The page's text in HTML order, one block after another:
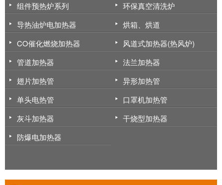
组件预热炉系列
环保真空清洗炉
导热油炉电加热器
烘箱、烘道
CO催化燃烧加热器
风道式加热器(热风炉)
管道加热器
法兰加热器
翅片加热管
异形加热管
单头电热管
口罩机加热管
灰斗加热器
干烧型加热器
防爆电加热器